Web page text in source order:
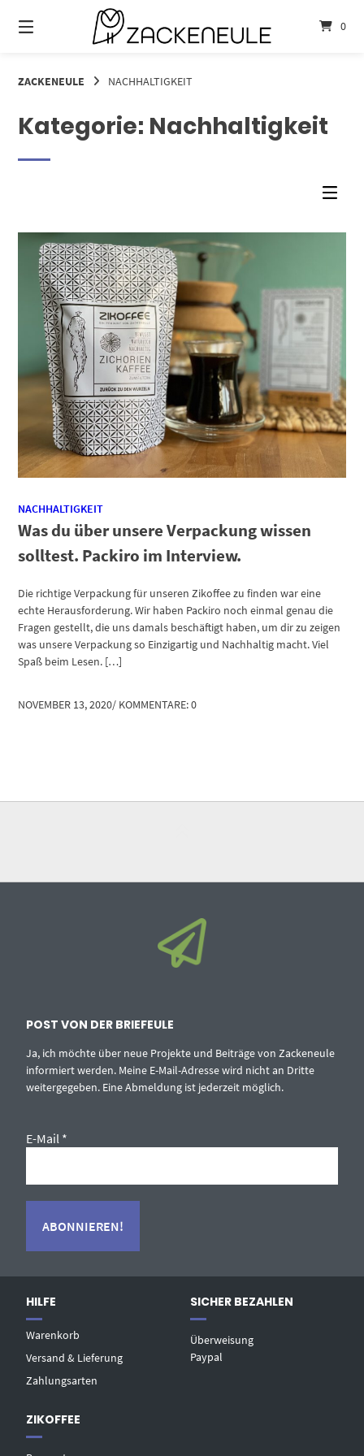
zum
0
ZACKENEULE NACHHALTIGKEIT
Kategorie: Nachhaltigkeit
NACHHALTIGKEIT
Was du über unsere Verpackung wissen
solltest. Packiro im Interview.
Die richtige Verpackung für unseren Zikoffee zu finden war eine
echte Herausforderung. Wir haben Packiro noch einmal genau die
Fragen gestellt, die uns damals beschäftigt haben, um dir zu zeigen
was unsere Verpackung so Einzigartig und Nachhaltig macht. Viel
Spaß beim Lesen. […]
NOVEMBER 13, 2020/ KOMMENTARE: 0
POST VON DER BRIEFEULE
Ja, ich möchte über neue Projekte und Beiträge von Zackeneule
informiert werden. Meine E-Mail-Adresse wird nicht an Dritte
weitergegeben. Eine Abmeldung ist jederzeit möglich.
E-Mail *
HILFE
Warenkorb
Versand & Lieferung
Zahlungsarten
SICHER BEZAHLEN
Überweisung
Paypal
ZIKOFFEE